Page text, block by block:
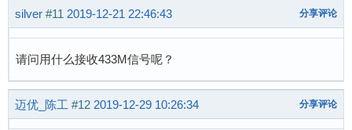
                     ; break;
  	}
           {
           }
silver #11 2019-12-21 22:46:43 分享评论
请问用什么接收433M信号呢？
迈优_陈工 #12 2019-12-29 10:26:34 分享评论